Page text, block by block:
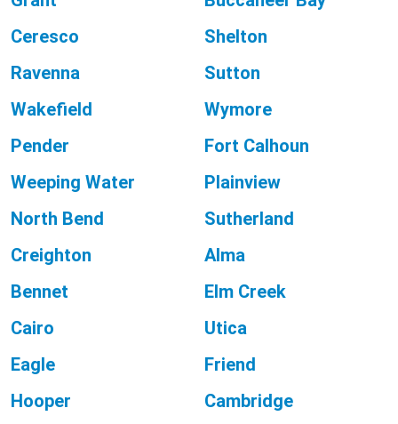
Ceresco
Shelton
Ravenna
Sutton
Wakefield
Wymore
Pender
Fort Calhoun
Weeping Water
Plainview
North Bend
Sutherland
Creighton
Alma
Bennet
Elm Creek
Cairo
Utica
Eagle
Friend
Hooper
Cambridge